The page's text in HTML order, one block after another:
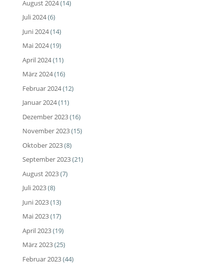
August 2024(14)
Juli 2024(6)
Juni 2024(14)
Mai 2024(19)
April 2024(11)
März 2024(16)
Februar 2024(12)
Januar 2024(11)
Dezember 2023(16)
November 2023(15)
Oktober 2023(8)
September 2023(21)
August 2023(7)
Juli 2023(8)
Juni 2023(13)
Mai 2023(17)
April 2023(19)
März 2023(25)
Februar 2023(44)